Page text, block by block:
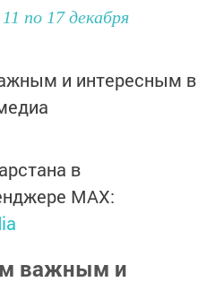
по 17 декабря
и интересным в
в
MАХ:
важным и